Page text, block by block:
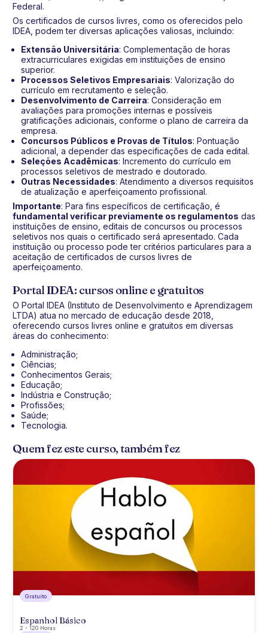
Federal.
Os certificados de cursos livres, como os oferecidos pelo
IDEA, podem ter diversas aplicações valiosas, incluindo:
Extensão Universitária: Complementação de horas
extracurriculares exigidas em instituições de ensino
superior.
Processos Seletivos Empresariais: Valorização do
currículo em recrutamento e seleção.
Desenvolvimento de Carreira: Consideração em
avaliações para promoções internas e possíveis
gratificações adicionais, conforme o plano de carreira da
empresa.
Concursos Públicos e Provas de Títulos: Pontuação
adicional, a depender das especificações de cada edital.
Seleções Acadêmicas: Incremento do currículo em
processos seletivos de mestrado e doutorado.
Outras Necessidades: Atendimento a diversos requisitos
de atualização e aperfeiçoamento profissional.
Importante: Para fins específicos de certificação, é
fundamental verificar previamente os regulamentos das
instituições de ensino, editais de concursos ou processos
seletivos nos quais o certificado será apresentado. Cada
instituição ou processo pode ter critérios particulares para a
aceitação de certificados de cursos livres de
aperfeiçoamento.
Portal IDEA: cursos online e gratuitos
O Portal IDEA (Instituto de Desenvolvimento e Aprendizagem
LTDA) atua no mercado de educação desde 2018,
oferecendo cursos livres online e gratuitos em diversas
áreas do conhecimento:
Administração;
Ciências;
Conhecimentos Gerais;
Educação;
Indústria e Construção;
Profissões;
Saúde;
Tecnologia.
Quem fez este curso, também fez
Gratuíto
Espanhol Básico
2 - 120 Horas